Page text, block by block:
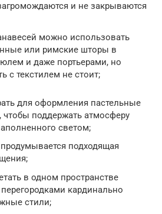
и не закрываются
можно использовать
или римские шторы в
и даже портьерами, но
с текстилем не стоит;
для оформления пастельные
чтобы поддержать атмосферу
светом;
подходящая
в одном пространстве
кардинально
стили;